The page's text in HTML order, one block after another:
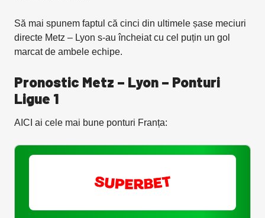
Să mai spunem faptul că cinci din ultimele șase meciuri
directe Metz – Lyon s-au încheiat cu cel puțin un gol
marcat de ambele echipe.
Pronostic Metz – Lyon – Ponturi
Ligue 1
AICI ai cele mai bune ponturi Franța: